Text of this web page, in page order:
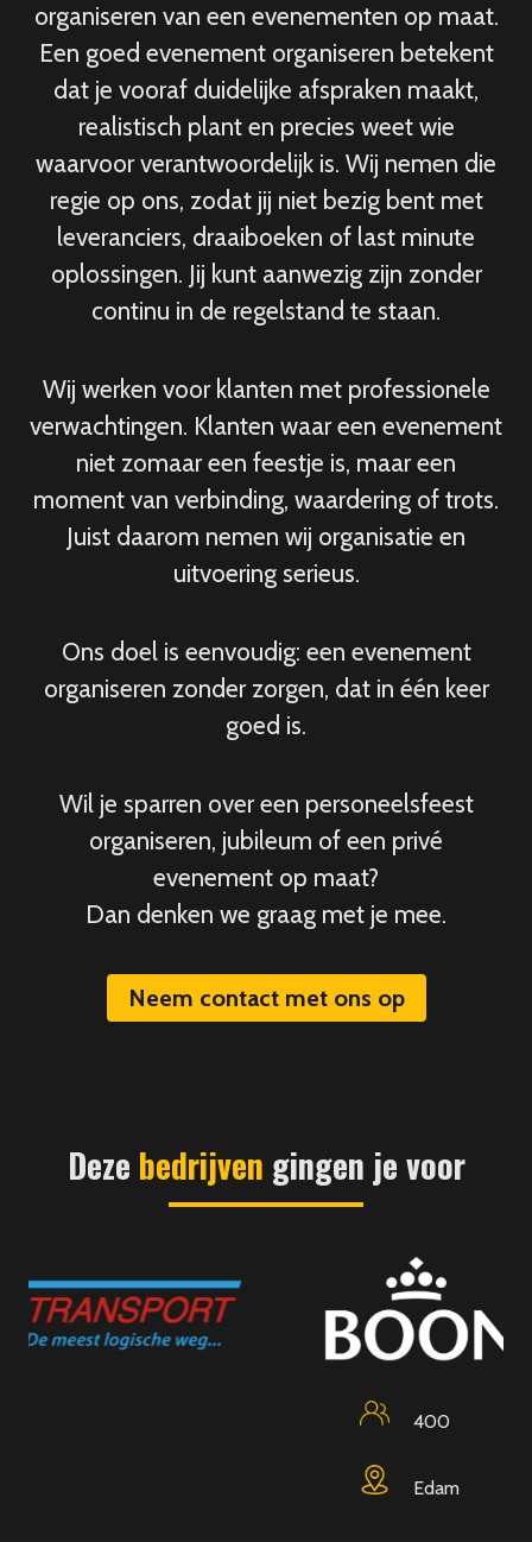
organiseren van een evenementen op maat.
Een goed evenement organiseren betekent
dat je vooraf duidelijke afspraken maakt,
realistisch plant en precies weet wie
waarvoor verantwoordelijk is. Wij nemen die
regie op ons, zodat jij niet bezig bent met
leveranciers, draaiboeken of last minute
oplossingen. Jij kunt aanwezig zijn zonder
continu in de regelstand te staan.
Wij werken voor klanten met professionele
verwachtingen. Klanten waar een evenement
niet zomaar een feestje is, maar een
moment van verbinding, waardering of trots.
Juist daarom nemen wij organisatie en
uitvoering serieus.
Ons doel is eenvoudig: een evenement
organiseren zonder zorgen, dat in één keer
goed is.
Wil je sparren over een personeelsfeest
organiseren, jubileum of een privé
evenement op maat?
Dan denken we graag met je mee.
Neem contact met ons op
Deze bedrijven gingen je voor